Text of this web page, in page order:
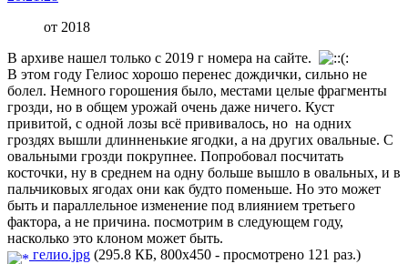
от 2018
В архиве нашел только с 2019 г номера на сайте.
В этом году Гелиос хорошо перенес дождички, сильно не
болел. Немного горошения было, местами целые фрагменты
грозди, но в общем урожай очень даже ничего. Куст
привитой, с одной лозы всё прививалось, но на одних
гроздях вышли длинненькие ягодки, а на других овальные. С
овальными грозди покрупнее. Попробовал посчитать
косточки, ну в среднем на одну больше вышло в овальных, и в
пальчиковых ягодах они как будто поменьше. Но это может
быть и параллельное изменение под влиянием третьего
фактора, а не причина. посмотрим в следующем году,
насколько это клоном может быть.
гелио.jpg (295.8 КБ, 800x450 - просмотрено 121 раз.)